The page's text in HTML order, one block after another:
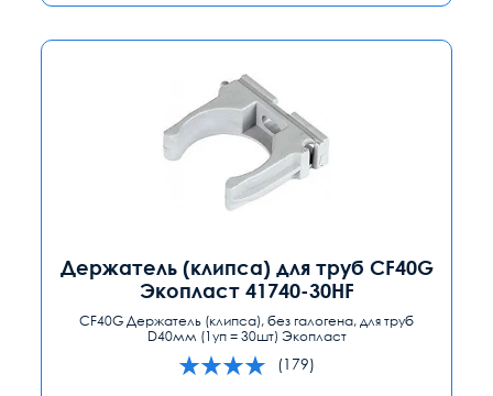
Держатель (клипса) для труб CF40G
Экопласт 41740-30HF
CF40G Держатель (клипса), без галогена, для труб
D40мм (1уп = 30шт) Экопласт
(179)